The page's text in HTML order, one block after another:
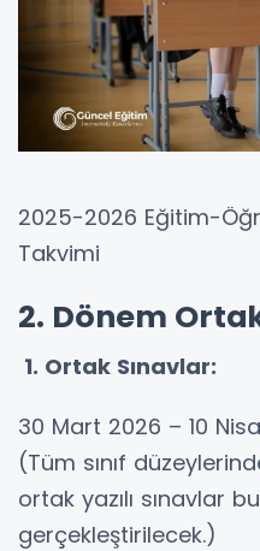
2025-2026 Eğitim-
Takvimi
2. Dönem
1. Ortak Sınavlar:
30 Mart 2026 – 10
(Tüm sınıf
ortak yazılı sınavlar
gerçekleştirilecek.)